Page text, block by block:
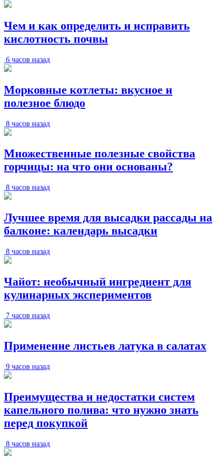
Чем и как определить и исправить
кислотность почвы
6 часов назад
Морковные котлеты: вкусное и
полезное блюдо
8 часов назад
Множественные полезные свойства
горчицы: на что они основаны?
8 часов назад
Лучшее время для высадки рассады на
балконе: календарь высадки
8 часов назад
Чайот: необычный ингредиент для
кулинарных экспериментов
7 часов назад
Применение листьев латука в салатах
9 часов назад
Преимущества и недостатки систем
капельного полива: что нужно знать
перед покупкой
8 часов назад